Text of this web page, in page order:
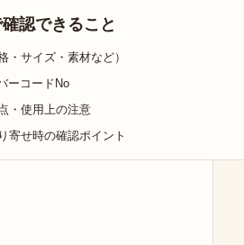
認できること
・サイズ・素材など）
ーコードNo
・使用上の注意
寄せ時の確認ポイント